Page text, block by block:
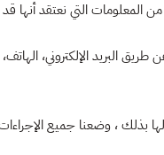
المعلومات التي نعتقد أنها
الإلكتروني، الهاتف،
وضعنا جميع الإجراءات